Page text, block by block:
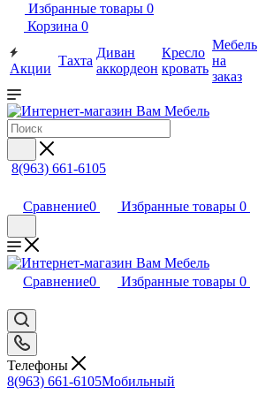
Избранные товары 0
Корзина 0
Акции
Тахта
Диван
аккордеон
Кресло
кровать
Мебель
на
заказ
8(963) 661-6105
Сравнение0 Избранные товары 0
Сравнение0 Избранные товары 0
Телефоны
8(963) 661-6105Мобильный